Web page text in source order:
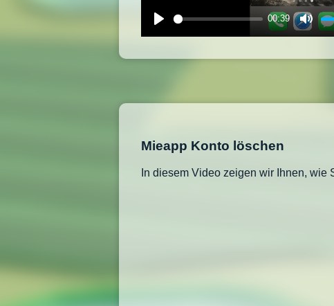
Play
00:39
Mute
Mieapp Konto löschen
In diesem Video zeigen wir Ihnen, wie